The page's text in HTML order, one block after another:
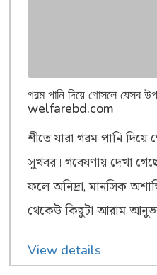
গরম পানি দিয়ে গোসলে যেসব
welfarebd.com
শীতে যারা গরম পানি
সুখবর। গবেষণায় দেখা
ফলে অনিদ্রা, মানসিক
থেকেউ কিছুটা আরাম
View details